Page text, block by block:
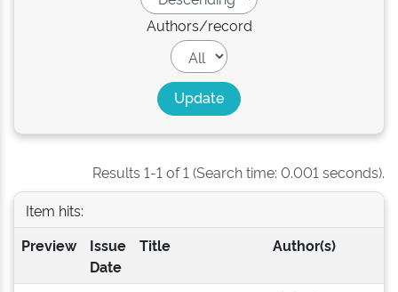
Authors/record
Results 1-1 of 1 (Search time: 0.001 seconds).
Item hits:
Preview
Issue
Date
Title Author(s)